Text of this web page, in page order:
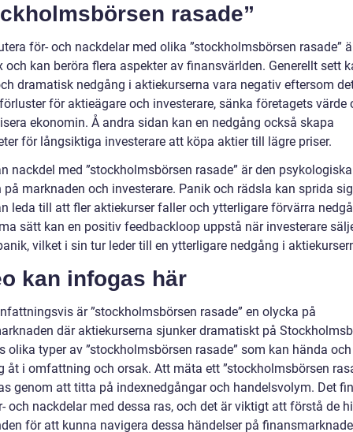
rasade”
för- och nackdelar med olika ”stockholmsbörsen rasade”
och kan beröra flera aspekter av finansvärlden. Generellt sett
dramatisk nedgång i aktiekurserna vara negativ eftersom
för aktieägare och investerare, sänka företagets värde
ekonomin. Å andra sidan kan en nedgång också skapa
för långsiktiga investerare att köpa aktier till lägre priser.
nackdel med ”stockholmsbörsen rasade” är den psykologiska
på marknaden och investerare. Panik och rädsla kan sprida
leda till att fler aktiekurser faller och ytterligare förvärra
sätt kan en positiv feedbackloop uppstå när investerare
vilket i sin tur leder till en ytterligare nedgång i
kan infogas här
är ”stockholmsbörsen rasade” en olycka på
där aktiekurserna sjunker dramatiskt på
olika typer av ”stockholmsbörsen rasade” som kan hända
åt i omfattning och orsak. Att mäta ett ”stockholmsbörsen
genom att titta på indexnedgångar och handelsvolym. Det
och nackdelar med dessa ras, och det är viktigt att förstå de
för att kunna navigera dessa händelser på